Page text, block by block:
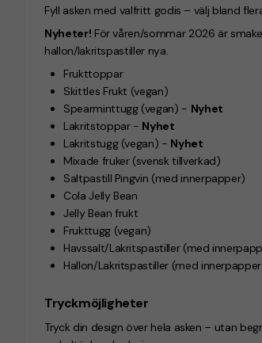
Fyll asken med valfritt godis – välj bland
Nyheter! För våren/sommar 2026 är
hallon/lakritspastiller nya.
Frukttoppar
Skittles Frukt (vegan)
Spearminttugg (vegan) - Nyhet
Lakritstoppar - Nyhet
Lakritstugg (vegan) - Nyhet
Mixade fruker (svensk tillverkad)
Saltpastill Pingvin (med innerpapper)
Cola Jelly Bean
Jelly Bean frukt
Frukttugg (vegan)
Havssalt/Lakritspastiller (med
Hallon/Lakritspastiller (med
Tryckmöjligheter
Tryck din design över hela asken – utan